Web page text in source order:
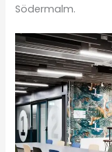
Södermalm.